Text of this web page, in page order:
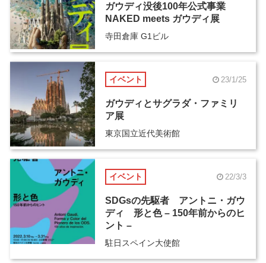
ガウディ没後100年公式事業
NAKED meets ガウディ展
寺田倉庫 G1ビル
イベント 23/1/25
ガウディとサグラダ・ファミリ
ア展
東京国立近代美術館
イベント 22/3/3
SDGsの先駆者 アントニ・ガウ
ディ 形と色 – 150年前からのヒ
ント –
駐日スペイン大使館